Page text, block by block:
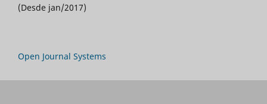
(Desde jan/2017)
Open Journal Systems